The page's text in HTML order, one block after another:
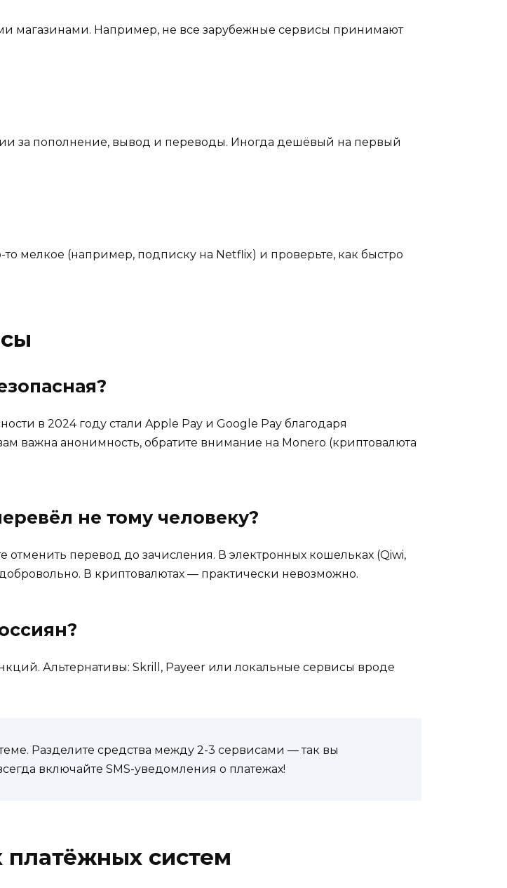
магазинами. Например, не все зарубежные сервисы принимают
за пополнение, вывод и переводы. Иногда дешёвый на первый
мелкое (например, подписку на Netflix) и проверьте, как быстро
в 2024 году стали Apple Pay и Google Pay благодаря
важна анонимность, обратите внимание на Monero (криптовалюта
не тому человеку?
отменить перевод до зачисления. В электронных кошельках (Qiwi,
В криптовалютах — практически невозможно.
Альтернативы: Skrill, Payeer или локальные сервисы вроде
Разделите средства между 2-3 сервисами — так вы
включайте SMS-уведомления о платежах!
систем